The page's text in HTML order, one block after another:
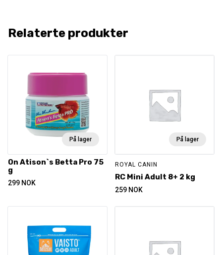
Relaterte produkter
På lager
On Atison`s Betta Pro 75
g
299 NOK
På lager
ROYAL CANIN
RC Mini Adult 8+ 2 kg
259 NOK